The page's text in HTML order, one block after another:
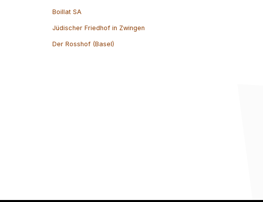
Boillat SA
Jüdischer Friedhof in Zwingen
Der Rosshof (Basel)